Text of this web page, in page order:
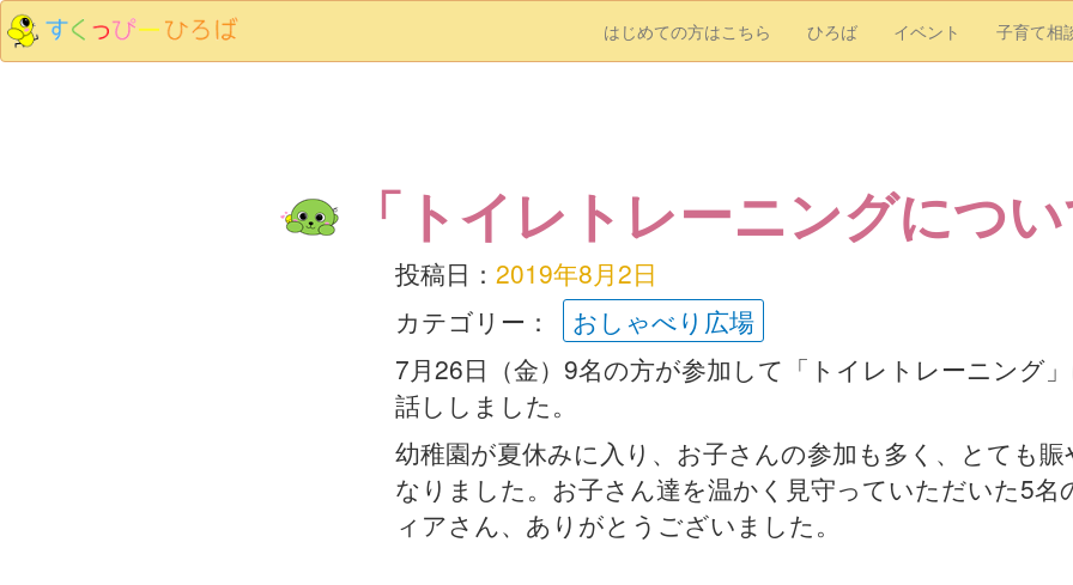
はじめての方はこちら ひろば イベント 子育て相
「トイレトレーニングについ
投稿日： 2019年8月2日
カテゴリー：
おしゃべり広場
7月26日（金）9名の方が参加して「トイレトレーニング
話ししました。
幼稚園が夏休みに入り、お子さんの参加も多く、とても賑
なりました。お子さん達を温かく見守っていただいた5名
ィアさん、ありがとうございました。